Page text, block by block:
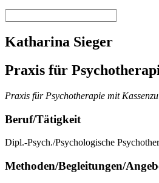
Katharina Sieger
Praxis für
Praxis für Psychotherapie mit
Beruf/Tätigkeit
Dipl.-Psych./Psychologische
Methoden/Begleitungen/